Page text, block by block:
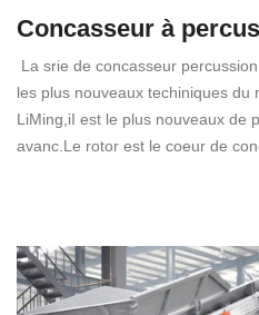
Concasseur à
La srie de concasseur
les plus nouveaux techiniques du
LiMing,iI est le plus nouveaux de
avanc.Le rotor est le coeur de